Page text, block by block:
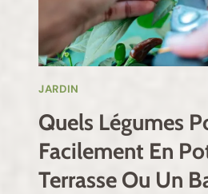
JARDIN
Quels Légumes
Facilement En
Terrasse Ou Un